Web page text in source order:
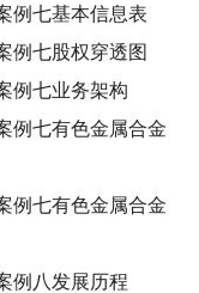
例七基本信息表
例七股权穿透图
例七业务架构
例七有色金属合金
例七有色金属合金
例八发展历程